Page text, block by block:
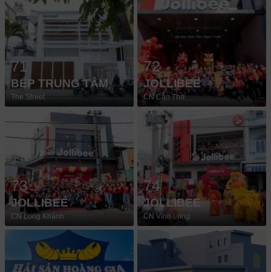
71
BẾP TRUNG TÂM
The Street
72
JOLLIBEE
CN Cần Thơ
73
JOLLIBEE
CN Long Khánh
74
JOLLIBEE
CN Vĩnh Long